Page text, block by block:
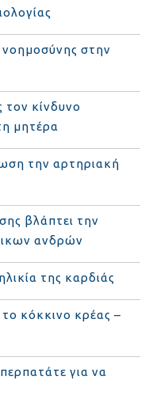
στην
τον κίνδυνο
μητέρα
την αρτηριακή
βλάπτει την
ανδρών
της καρδιάς
το κόκκινο κρέας –
για να